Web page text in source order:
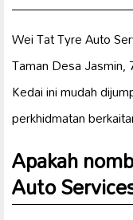
Wei Tat Tyre Auto
Taman Desa
Kedai ini mudah
perkhidmatan
Apakah
Auto